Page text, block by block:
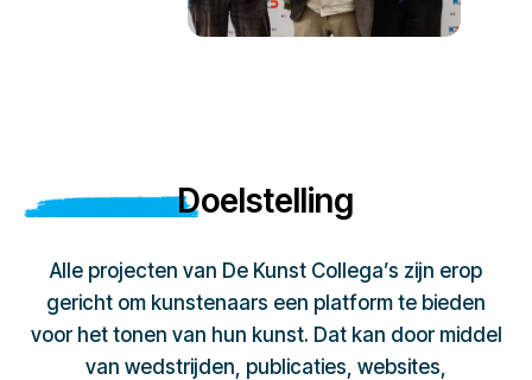
Doelstelling
Alle projecten van De Kunst Collega’s zijn erop
gericht om kunstenaars een platform te bieden
voor het tonen van hun kunst. Dat kan door middel
van wedstrijden, publicaties, websites,